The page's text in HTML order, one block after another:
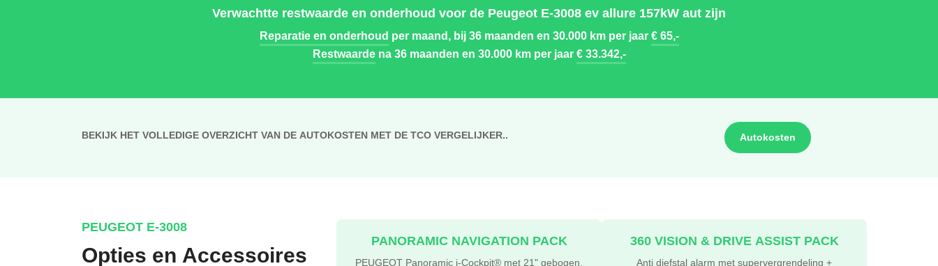
Verwachtte restwaarde en onderhoud voor de Peugeot E-3008 ev allure 157kW aut zijn
Reparatie en onderhoud per maand, bij 36 maanden en 30.000 km per jaar€ 65,-
Restwaardena 36 maanden en 30.000 km per jaar€ 33.342,-
BEKIJK HET VOLLEDIGE OVERZICHT VAN DE AUTOKOSTEN MET DE TCO VERGELIJKER.. Autokosten
PEUGEOT E-3008
Opties en Accessoires
PANORAMIC NAVIGATION PACK
PEUGEOT Panoramic i-Cockpit® met 21" gebogen,
360 VISION & DRIVE ASSIST PACK
Anti diefstal alarm met supervergrendeling +